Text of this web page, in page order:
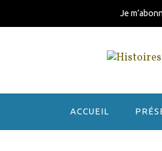
content
Je
ACCUEIL